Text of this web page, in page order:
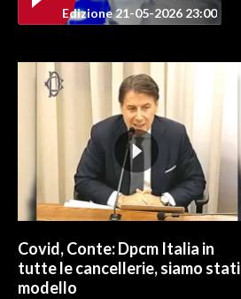
SPIAGGE
Edizione 21-05-2026 23:00
Covid, Conte: Dpcm Italia in
tutte le cancellerie, siamo stati
modello